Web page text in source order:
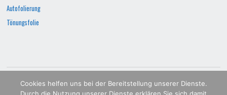
Autofolierung
Tönungsfolie
Cookies helfen uns bei der Bereitstellung unserer Dienste.